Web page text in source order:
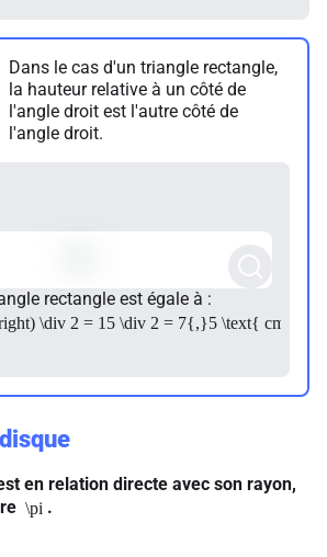
Dans le cas d'un triangle rectangle,
la hauteur relative à un côté de
l'angle droit est l'autre côté de
l'angle droit.
rectangle est égale à :
\div 2 = 15 \div 2 = 7{,}5 \text{ cm}^2
en relation directe avec son rayon,
\pi .